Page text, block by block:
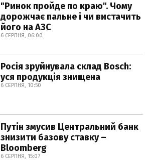
"Ринок пройде по краю". Чому
дорожчає пальне і чи вистачить
його на АЗС
6 СЕРПНЯ, 06:00
Росія зруйнувала склад Bosch:
уся продукція знищена
6 СЕРПНЯ, 10:50
Путін змусив Центральний банк
знизити базову ставку –
Bloomberg
6 СЕРПНЯ, 15:07